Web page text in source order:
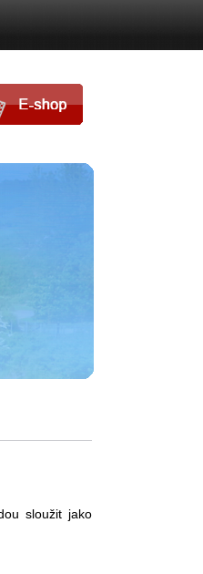
sloužit jako